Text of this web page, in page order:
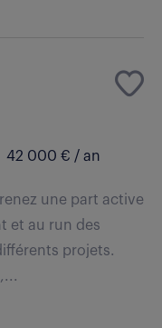
42 000 € / an
une part active
et au run des
projets.